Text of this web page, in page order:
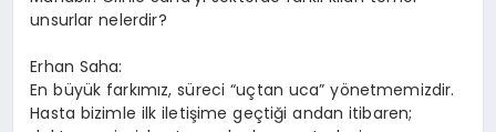
unsurlar nelerdir?
Erhan Saha:
En büyük farkımız, süreci “uçtan uca” yönetmemizdir.
Hasta bizimle ilk iletişime geçtiği andan itibaren;